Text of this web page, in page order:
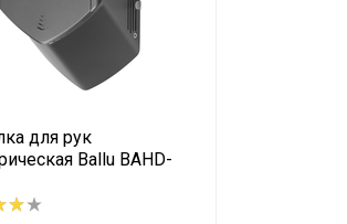
для рук
Ballu BAHD-